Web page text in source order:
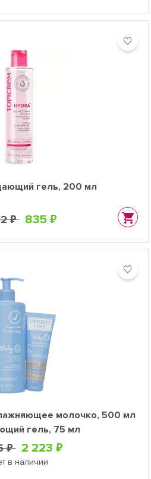
гель, 200 мл
₽ 835 ₽
молочко, 500 мл
гель, 75 мл
₽ 2 223 ₽
в наличии